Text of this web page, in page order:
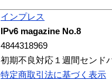
インプレス
IPv6 magazine No.8
4844318969
初期不良対応１週間センド
特定商取引法に基づく表示